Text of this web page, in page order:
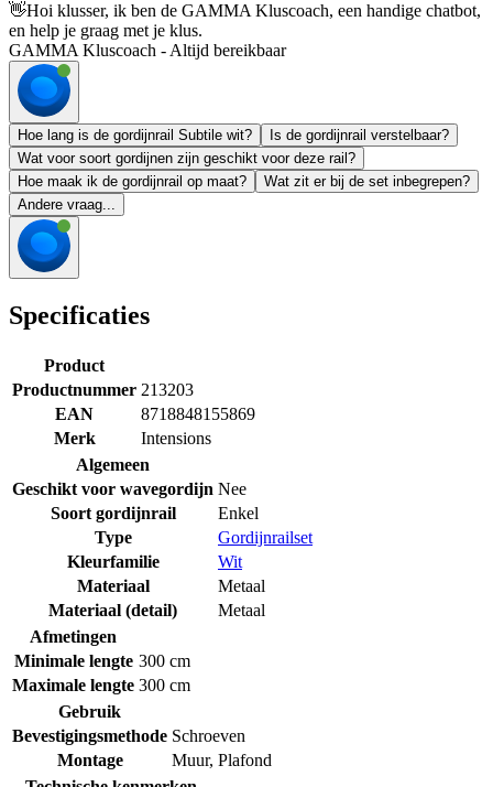
👋Hoi klusser, ik ben de GAMMA Kluscoach, een handige chatbot,
en help je graag met je klus.
GAMMA Kluscoach - Altijd bereikbaar
Hoe lang is de gordijnrail Subtile wit?
Is de gordijnrail verstelbaar?
Wat voor soort gordijnen zijn geschikt voor deze rail?
Hoe maak ik de gordijnrail op maat?
Wat zit er bij de set inbegrepen?
Andere vraag...
Specificaties
Product
Productnummer 213203
EAN
8718848155869
Merk
Intensions
Algemeen
Geschikt voor wavegordijn Nee
Soort gordijnrail
Enkel
Type
Gordijnrailset
Kleurfamilie
Wit
Materiaal
Metaal
Materiaal (detail)
Metaal
Afmetingen
Minimale lengte 300 cm
Maximale lengte 300 cm
Gebruik
Bevestigingsmethode Schroeven
Montage
Muur, Plafond